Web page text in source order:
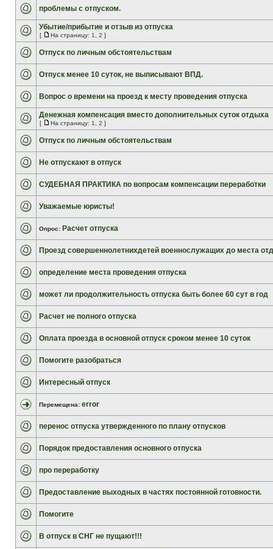
проблемы с отпуском.
Убытие/прибытие и отзыв из отпуска
[ На страницу: 1 2 ]
Отпуск по личным обстоятельствам
Отпуск менее 10 суток, не выписывают ВПД.
Вопрос о времени на проезд к месту проведения отпуска
Денежная компенсация вместо дополнительных суток отдыха
[ На страницу: 1 2 ]
Отпуск по личным обстоятельствам
Не отпускают в отпуск
СУДЕБНАЯ ПРАКТИКА по вопросам компенсации переработки
Уважаемые юристы!
Опрос: Расчет отпуска
Проезд совершеннолетнихдетей военнослужащих до места
определение места проведения отпуска
может ли продолжительность отпуска быть более 60 сут в год
Расчет не полного отпуска
Оплата проезда в основной отпуск сроком менее 10 суток
Помогите разобраться
Интересный отпуск
Перемещена: error
перенос отпуска утвержденного по плану отпусков
Порядок предоставления основного отпуска
про переработку
Предоставление выходных в частях постоянной готовности.
Помогите
В отпуск в СНГ не пущают!!!